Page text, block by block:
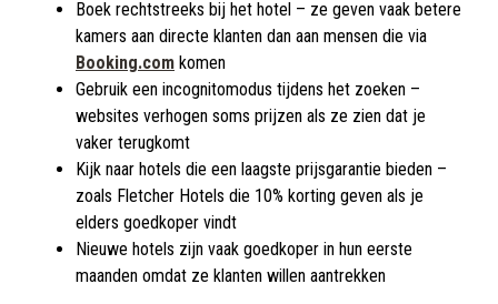
Boek rechtstreeks bij het hotel – ze geven vaak betere
kamers aan directe klanten dan aan mensen die via
Booking.com komen
Gebruik een incognitomodus tijdens het zoeken –
websites verhogen soms prijzen als ze zien dat je
vaker terugkomt
Kijk naar hotels die een laagste prijsgarantie bieden –
zoals Fletcher Hotels die 10% korting geven als je
elders goedkoper vindt
Nieuwe hotels zijn vaak goedkoper in hun eerste
maanden omdat ze klanten willen aantrekken